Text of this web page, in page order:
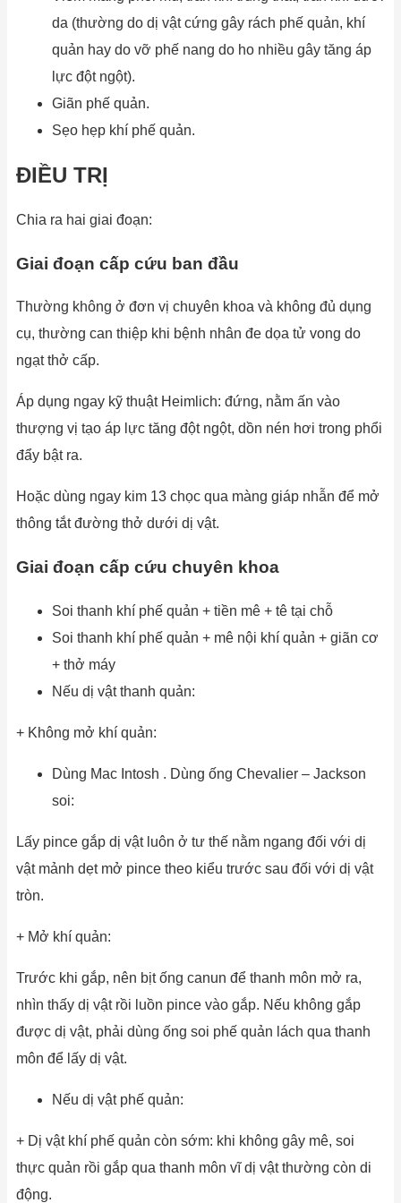
da (thường do dị vật cứng gây rách phế quản, khí
quản hay do vỡ phế nang do ho nhiều gây tăng áp
lực đột ngột).
Giãn phế quản.
Sẹo hẹp khí phế quản.
ĐIỀU TRỊ
Chia ra hai giai đoạn:
Giai đoạn cấp cứu ban đầu
Thường không ở đơn vị chuyên khoa và không đủ dụng
cụ, thường can thiệp khi bệnh nhân đe dọa tử vong do
ngạt thở cấp.
Áp dụng ngay kỹ thuật Heimlich: đứng, nằm ấn vào
thượng vị tạo áp lực tăng đột ngột, dồn nén hơi trong phổi
đẩy bật ra.
Hoặc dùng ngay kim 13 chọc qua màng giáp nhẫn để mở
thông tắt đường thở dưới dị vật.
Giai đoạn cấp cứu chuyên khoa
Soi thanh khí phế quản + tiền mê + tê tại chỗ
Soi thanh khí phế quản + mê nội khí quản + giãn cơ
+ thở máy
Nếu dị vật thanh quản:
+ Không mở khí quản:
Dùng Mac Intosh . Dùng ống Chevalier – Jackson
soi:
Lấy pince gắp dị vật luôn ở tư thế nằm ngang đối với dị
vật mảnh dẹt mở pince theo kiểu trước sau đối với dị vật
tròn.
+ Mở khí quản:
Trước khi gắp, nên bịt ống canun để thanh môn mở ra,
nhìn thấy dị vật rồi luồn pince vào gắp. Nếu không gắp
được dị vật, phải dùng ống soi phế quản lách qua thanh
môn để lấy dị vật.
Nếu dị vật phế quản:
+ Dị vật khí phế quản còn sớm: khi không gây mê, soi
thực quản rồi gắp qua thanh môn vĩ dị vật thường còn di
động.